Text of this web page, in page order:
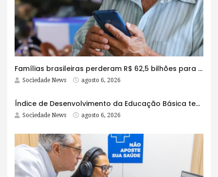
Famílias brasileiras perderam R$ 62,5 bilhões para bets em 2025
Sociedade News agosto 6, 2026
Índice de Desenvolvimento da Educação Básica tem elevação em todas as etapas
Sociedade News agosto 6, 2026